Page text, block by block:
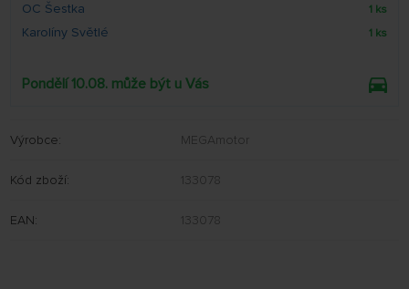
OC Šestka 1 ks
Karolíny Světlé 1 ks
Pondělí 10.08. může být u Vás
Výrobce: MEGAmotor
Kód zboží: 133078
EAN: 133078